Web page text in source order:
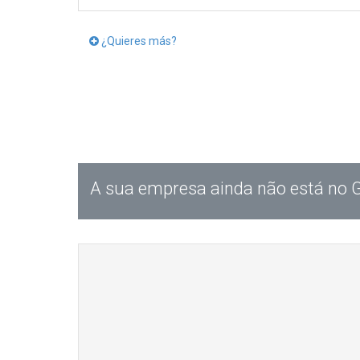
¿Quieres más?
A sua empresa ainda não está no